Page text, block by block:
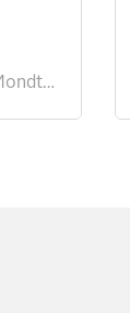
Mida Balázs/Anyukám Mondta receptje